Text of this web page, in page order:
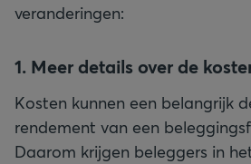
veranderingen:
1. Meer details over de
Kosten kunnen een belangrijk
rendement van een
Daarom krijgen beleggers in